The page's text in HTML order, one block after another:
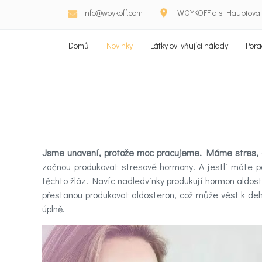
info@woykoff.com WOYKOFF a.s
Domů Novinky Látky ovlivňující nálady
Domů
Látky
ovlivňující
nálady
Jsme unavení, protože moc pracujeme. Máme
začnou produkovat stresové hormony. A jestli
těchto žláz. Navíc nadledvinky produkují hormon
přestanou produkovat aldosteron, což může vést k
úplně.